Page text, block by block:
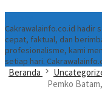
Cakrawalainfo.co.id hadir
cepat, faktual, dan
profesionalisme, kami
setiap hari.
Beranda
Pemko